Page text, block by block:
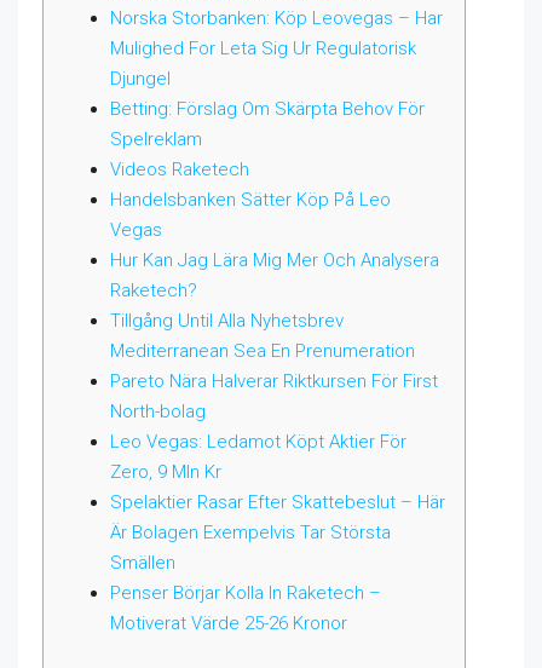
Norska Storbanken: Köp Leovegas – Har
Mulighed For Leta Sig Ur Regulatorisk
Djungel
Betting: Förslag Om Skärpta Behov För
Spelreklam
Videos Raketech
Handelsbanken Sätter Köp På Leo
Vegas
Hur Kan Jag Lära Mig Mer Och Analysera
Raketech?
Tillgång Until Alla Nyhetsbrev
Mediterranean Sea En Prenumeration
Pareto Nära Halverar Riktkursen För First
North-bolag
Leo Vegas: Ledamot Köpt Aktier För
Zero, 9 Mln Kr
Spelaktier Rasar Efter Skattebeslut – Här
Är Bolagen Exempelvis Tar Största
Smällen
Penser Börjar Kolla In Raketech –
Motiverat Värde 25-26 Kronor